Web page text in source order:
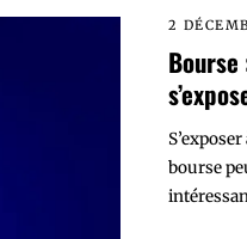
2
bourse